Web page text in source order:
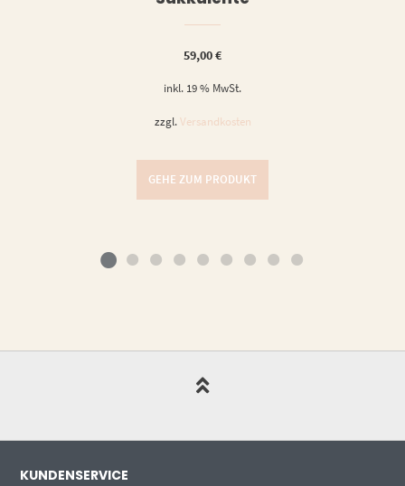
59,00€
inkl. 19 % MwSt.
zzgl. Versandkosten
GEHE ZUM PRODUKT
KUNDENSERVICE